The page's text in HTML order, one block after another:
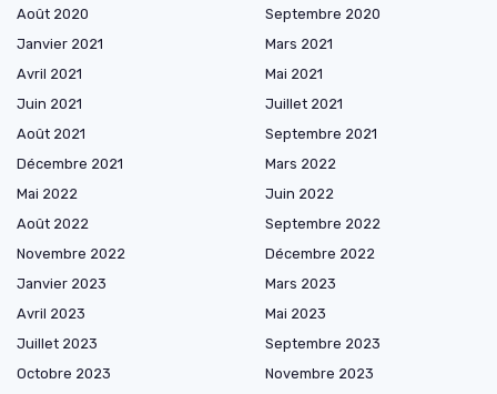
Août 2020
Septembre 2020
Janvier 2021
Mars 2021
Avril 2021
Mai 2021
Juin 2021
Juillet 2021
Août 2021
Septembre 2021
Décembre 2021
Mars 2022
Mai 2022
Juin 2022
Août 2022
Septembre 2022
Novembre 2022
Décembre 2022
Janvier 2023
Mars 2023
Avril 2023
Mai 2023
Juillet 2023
Septembre 2023
Octobre 2023
Novembre 2023